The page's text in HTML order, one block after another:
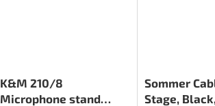
K&M 210/8
Microphone stand
Sommer
Stage,